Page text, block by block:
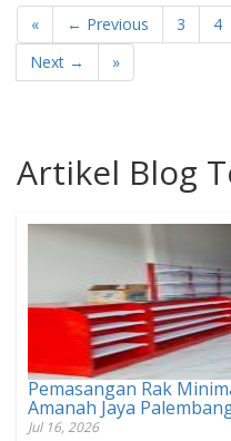
« ← Previous 3 4
Next →
»
Artikel Blog
Pemasangan Rak
Amanah Jaya
Jul 16, 2026